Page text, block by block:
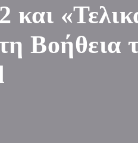
και
Βοήθεια